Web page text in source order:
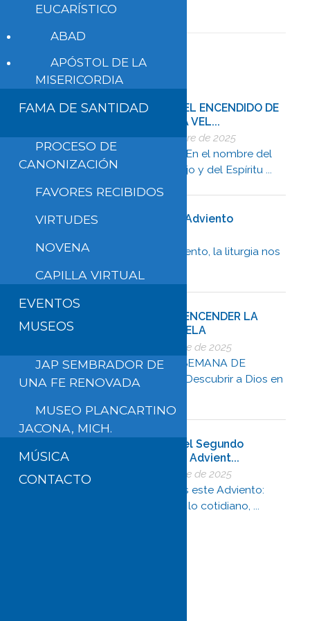
GUÍA PARA EL ENCENDIDO DE
LA TERCERA VEL...
13 de diciembre de 2025
INICIO Guía: En el nombre del
Padre, del Hijo y del Espíritu ...
Reflexión del 3er Domingo de Adviento
En este tercer domingo de Adviento, la liturgia nos
GUÍA PARA ENCENDER LA
SEGUNDA VELA
5 de diciembre de 2025
SEGUNDA SEMANA DE
ADVIENTO “Descubrir a Dios en
Reflexión del Segundo
Domingo de Advient...
5 de diciembre de 2025
Abre los ojos este Adviento:
Dios está en lo cotidiano, ...
EUCARÍSTICO
ABAD
APÓSTOL DE LA
MISERICORDIA
FAMA DE SANTIDAD
PROCESO DE
CANONIZACIÓN
FAVORES RECIBIDOS
VIRTUDES
NOVENA
CAPILLA VIRTUAL
EVENTOS
MUSEOS
JAP SEMBRADOR DE
UNA FE RENOVADA
MUSEO PLANCARTINO
JACONA, MICH.
MÚSICA
CONTACTO